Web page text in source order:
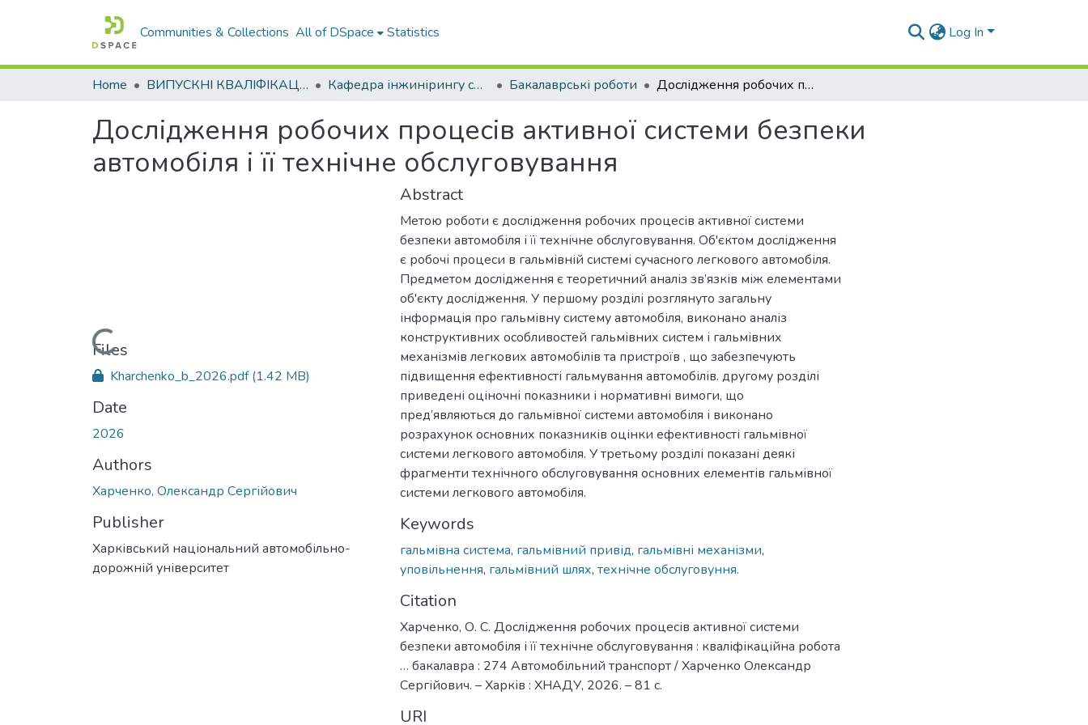
Communities & Collections All of DSpace Statistics Log In
Home ВИПУСКНІ КВАЛІФІКАЦІЙНІ РОБОТИ Кафедра інжинірингу систем автомобільного транспорту Бакалаврські роботи Дослідження робочих процесів активної системи безпеки автомобіля і її технічне обслуговування
Дослідження робочих процесів активної системи безпеки
автомобіля і її технічне обслуговування
Loading...
Files
Kharchenko_b_2026.pdf(1.42 MB)
Date
2026
Authors
Харченко, Олександр Сергійович
Publisher
Харківський національний автомобільно-
дорожній університет
Abstract
Метою роботи є дослідження робочих процесів активної системи
безпеки автомобіля і її технічне обслуговування. Об'єктом дослідження
є робочі процеси в гальмівній системі сучасного легкового автомобіля.
Предметом дослідження є теоретичний аналіз зв’язків між елементами
об'єкту дослідження. У першому розділі розглянуто загальну
інформація про гальмівну систему автомобіля, виконано аналіз
конструктивних особливостей гальмівних систем і гальмівних
механізмів легкових автомобілів та пристроїв , що забезпечують
підвищення ефективності гальмування автомобілів. другому розділі
приведені оціночні показники і нормативні вимоги, що
пред’являються до гальмівної системи автомобіля і виконано
розрахунок основних показників оцінки ефективності гальмівної
системи легкового автомобіля. У третьому розділі показані деякі
фрагменти технічного обслуговування основних елементів гальмівної
системи легкового автомобіля.
Keywords
гальмівна система, гальмівний привід, гальмівні механізми,
уповільнення, гальмівний шлях, технічне обслуговуння.
Citation
Харченко, О. С. Дослідження робочих процесів активної системи
безпеки автомобіля і її технічне обслуговування : кваліфікаційна робота
… бакалавра : 274 Автомобільний транспорт / Харченко Олександр
Сергійович. – Харків : ХНАДУ, 2026. – 81 с.
URI